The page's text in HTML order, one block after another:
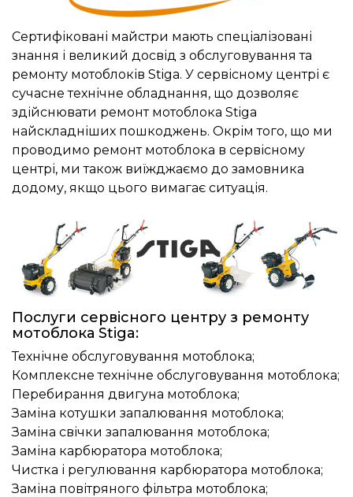
Сертифіковані майстри мають спеціалізовані
знання і великий досвід з обслуговування та
ремонту мотоблоків Stiga. У сервісному центрі є
сучасне технічне обладнання, що дозволяє
здійснювати ремонт мотоблока Stiga
найскладніших пошкоджень. Окрім того, що ми
проводимо ремонт мотоблока в сервісному
центрі, ми також виїжджаємо до замовника
додому, якщо цього вимагає ситуація.
Послуги сервісного центру з ремонту
мотоблока Stiga:
Технічне обслуговування мотоблока;
Комплексне технічне обслуговування мотоблока;
Перебирання двигуна мотоблока;
Заміна котушки запалювання мотоблока;
Заміна свічки запалювання мотоблока;
Заміна карбюратора мотоблока;
Чистка і регулювання карбюратора мотоблока;
Заміна повітряного фільтра мотоблока;